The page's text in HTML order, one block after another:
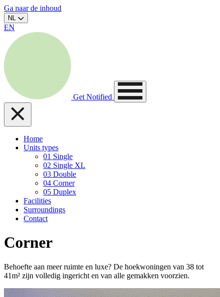
Ga naar de inhoud
NL
EN
Get Notified
Home
Units types
01 Single
02 Single XL
03 Double
04 Corner
05 Duplex
Facilities
Surroundings
Contact
Corner
Behoefte aan meer ruimte en luxe? De hoekwoningen van 38 tot
41m² zijn volledig ingericht en van alle gemakken voorzien.